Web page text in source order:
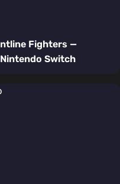
Fighters —
Switch